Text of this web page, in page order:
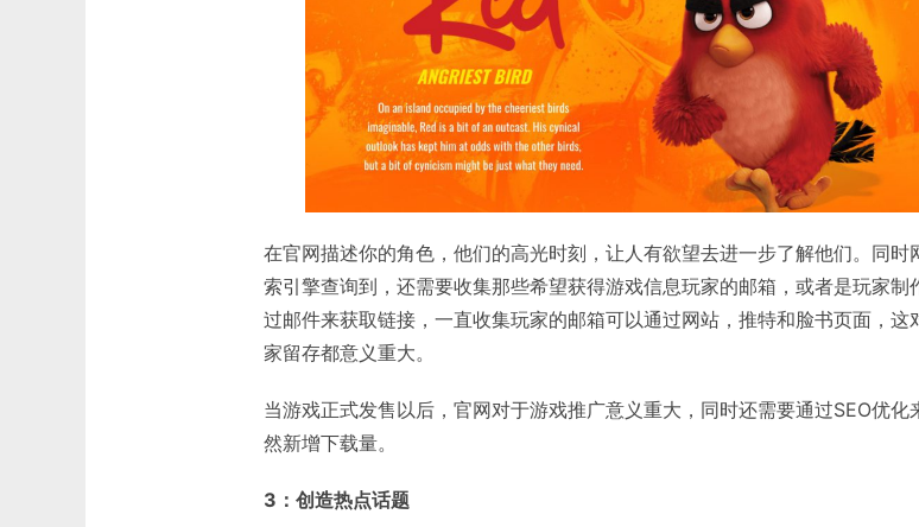
在官网描述你的角色，他们的高光时刻，让人有欲望去进一步了解他们。同时
索引擎查询到，还需要收集那些希望获得游戏信息玩家的邮箱，或者是玩家制
过邮件来获取链接，一直收集玩家的邮箱可以通过网站，推特和脸书页面，这
家留存都意义重大。
当游戏正式发售以后，官网对于游戏推广意义重大，同时还需要通过SEO优化
然新增下载量。
3 ：创造热点话题